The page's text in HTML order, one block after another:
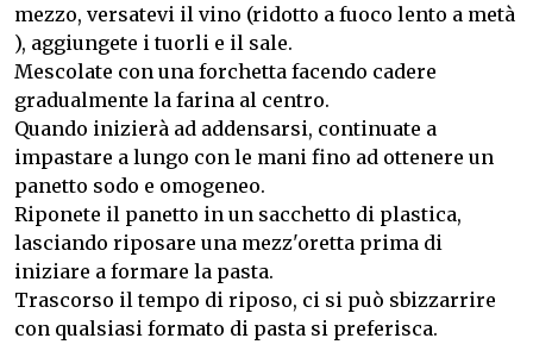
mezzo, versatevi il vino (ridotto a fuoco lento a metà
), aggiungete i tuorli e il sale.
Mescolate con una forchetta facendo cadere
gradualmente la farina al centro.
Quando inizierà ad addensarsi, continuate a
impastare a lungo con le mani fino ad ottenere un
panetto sodo e omogeneo.
Riponete il panetto in un sacchetto di plastica,
lasciando riposare una mezz'oretta prima di
iniziare a formare la pasta.
Trascorso il tempo di riposo, ci si può sbizzarrire
con qualsiasi formato di pasta si preferisca.